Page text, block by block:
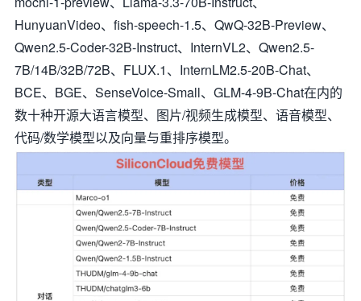
HunyuanVideo、fish-speech-1.5、QwQ-32B-Preview、
Qwen2.5-Coder-32B-Instruct、InternVL2、Qwen2.5-
7B/14B/32B/72B、FLUX.1、InternLM2.5-20B-Chat、
BCE、BGE、SenseVoice-Small、GLM-4-9B-Chat在内的
数十种开源大语言模型、图片/视频生成模型、语音模型、
代码/数学模型以及向量与重排序模型。